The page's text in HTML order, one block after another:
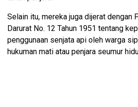
Selain itu, mereka juga dijerat dengan
Darurat No. 12 Tahun 1951 tentang
penggunaan senjata api oleh warga
hukuman mati atau penjara seumur